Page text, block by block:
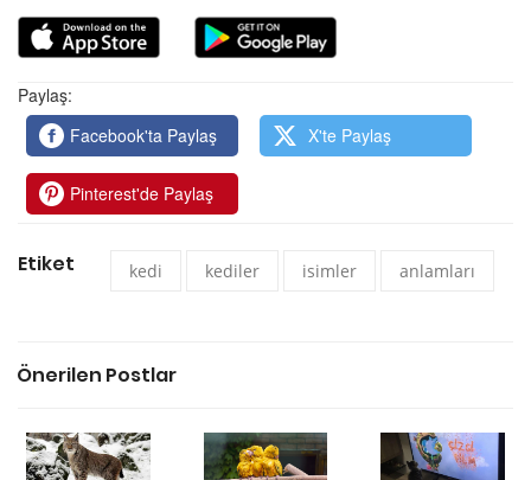
Paylaş:
Facebook'ta Paylaş
X'te Paylaş
Pinterest'de Paylaş
Etiket kedi kediler isimler anlamları
Önerilen Postlar